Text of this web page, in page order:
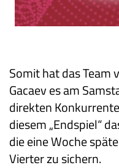
Somit hat das Team
Gacaev es am
direkten
diesem „Endspiel“
die eine Woche
Vierter zu sichern.